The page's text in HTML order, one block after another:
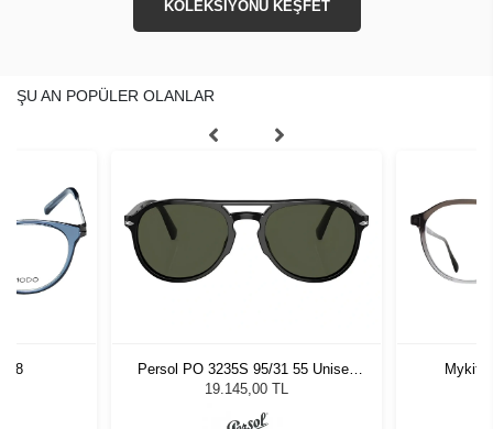
KOLEKSİYONU KEŞFET
ŞU AN POPÜLER OLANLAR
48
Persol PO 3235S 95/31 55 Unisex
Güneş Gözlüğü
19.145,00 TL
Mykita